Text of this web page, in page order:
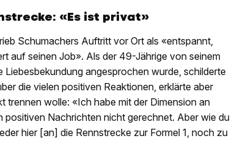
«Es ist privat»
Schumachers Auftritt vor Ort als «entspannt,
auf seinen Job». Als der 49-Jährige von seinem
angesprochen wurde, schilderte
die vielen positiven Reaktionen, erklärte aber
trennen wolle: «Ich habe mit der Dimension an
positiven Nachrichten nicht gerechnet. Aber wie du
hier [an] die Rennstrecke zur Formel 1, noch zu